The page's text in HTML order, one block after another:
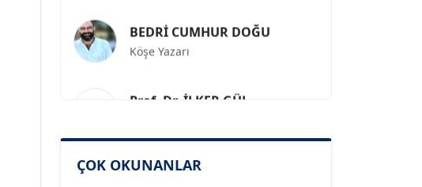
Köşe Yazarı
Köşe Yazarı
Köşe Yazarı
ÇOK OKUNANLAR